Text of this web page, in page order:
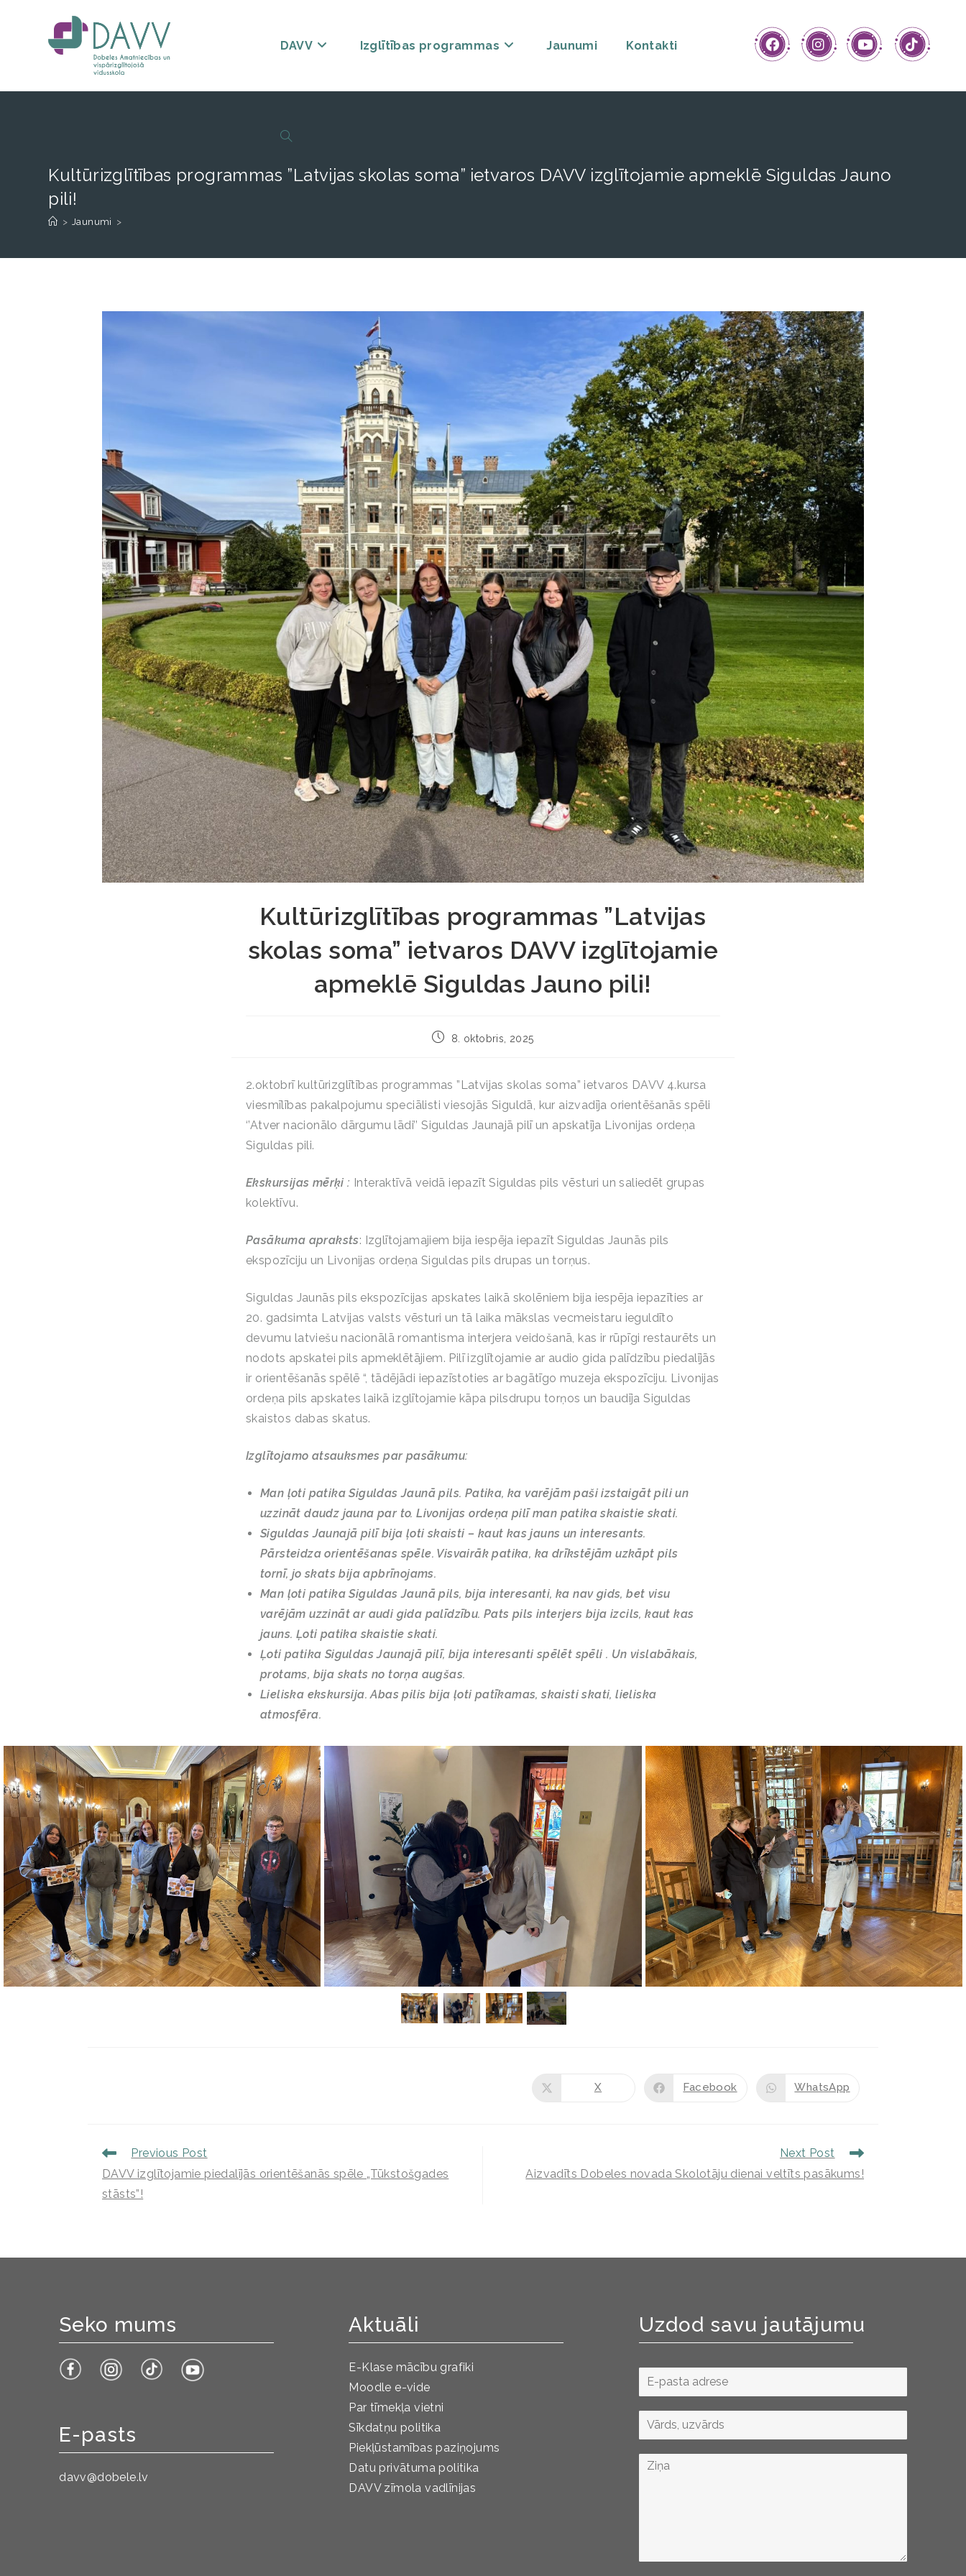
DAVV Izglītības programmas Jaunumi Kontakti
Kultūrizglītības programmas ”Latvijas skolas soma” ietvaros DAVV izglītojamie apmeklē Siguldas Jauno
pili!
> Jaunumi >
Kultūrizglītības programmas ”Latvijas
skolas soma” ietvaros DAVV izglītojamie
apmeklē Siguldas Jauno pili!
8. oktobris, 2025
2.oktobrī kultūrizglītības programmas ”Latvijas skolas soma” ietvaros DAVV 4.kursa
viesmīlības pakalpojumu speciālisti viesojās Siguldā, kur aizvadīja orientēšanās spēli
‘’Atver nacionālo dārgumu lādi’’ Siguldas Jaunajā pilī un apskatīja Livonijas ordeņa
Siguldas pili.
Ekskursijas mērķi : Interaktīvā veidā iepazīt Siguldas pils vēsturi un saliedēt grupas
kolektīvu.
Pasākuma apraksts: Izglītojamajiem bija iespēja iepazīt Siguldas Jaunās pils
ekspozīciju un Livonijas ordeņa Siguldas pils drupas un torņus.
Siguldas Jaunās pils ekspozīcijas apskates laikā skolēniem bija iespēja iepazīties ar
20. gadsimta Latvijas valsts vēsturi un tā laika mākslas vecmeistaru ieguldīto
devumu latviešu nacionālā romantisma interjera veidošanā, kas ir rūpīgi restaurēts un
nodots apskatei pils apmeklētājiem. Pilī izglītojamie ar audio gida palīdzību piedalījās
ir orientēšanās spēlē “, tādējādi iepazīstoties ar bagātīgo muzeja ekspozīciju. Livonijas
ordeņa pils apskates laikā izglītojamie kāpa pilsdrupu torņos un baudīja Siguldas
skaistos dabas skatus.
Izglītojamo atsauksmes par pasākumu:
Man ļoti patika Siguldas Jaunā pils. Patika, ka varējām paši izstaigāt pili un
uzzināt daudz jauna par to. Livonijas ordeņa pilī man patika skaistie skati.
Siguldas Jaunajā pilī bija ļoti skaisti – kaut kas jauns un interesants.
Pārsteidza orientēšanas spēle. Visvairāk patika, ka drīkstējām uzkāpt pils
tornī, jo skats bija apbrīnojams.
Man ļoti patika Siguldas Jaunā pils, bija interesanti, ka nav gids, bet visu
varējām uzzināt ar audi gida palīdzību. Pats pils interjers bija izcils, kaut kas
jauns. Ļoti patika skaistie skati.
Ļoti patika Siguldas Jaunajā pilī, bija interesanti spēlēt spēli . Un vislabākais,
protams, bija skats no torņa augšas.
Lieliska ekskursija. Abas pilis bija ļoti patīkamas, skaisti skati, lieliska
atmosfēra.
X Facebook WhatsApp
Previous Post
DAVV izglītojamie piedalījās orientēšanās spēle „Tūkstošgades
stāsts”!
Next Post
Aizvadīts Dobeles novada Skolotāju dienai veltīts pasākums!
Seko mums
E-pasts
davv@dobele.lv
Aktuāli
E-Klase mācību grafiki
Moodle e-vide
Par tīmekļa vietni
Sīkdatņu politika
Piekļūstamības paziņojums
Datu privātuma politika
DAVV zīmola vadlīnijas
Uzdod savu jautājumu